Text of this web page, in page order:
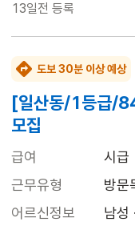
13일전 등록
도보 30분 이상 예상
[일산동/1등급/
모집
급여
시
근무유형
방문
어르신정보
남성